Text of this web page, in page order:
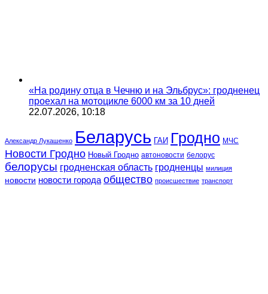
«На родину отца в Чечню и на Эльбрус»: гродненец
проехал на мотоцикле 6000 км за 10 дней
22.07.2026, 10:18
Александр Лукашенко Беларусь ГАИ Гродно МЧС
Новости Гродно Новый Гродно автоновости белорус
белорусы гродненская область гродненцы милиция
новости новости города общество происшествие транспорт